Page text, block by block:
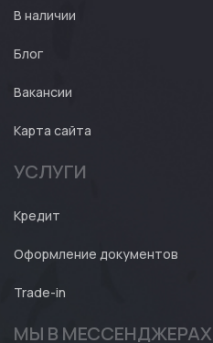
В наличии
Блог
Вакансии
Карта сайта
УСЛУГИ
Кредит
Оформление документов
Trade-in
МЫ В МЕССЕНДЖЕРАХ